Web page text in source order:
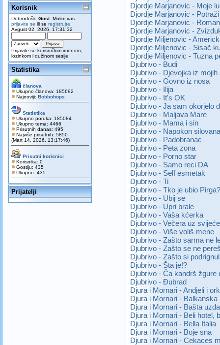
Korisnik
Dobrodošli, Gost. Molim vas
prijavite se ili se registrujte
Avgust 02, 2026, 17:31:32
Prijavite se korisničkim imenom,
lozinkom i dužinom sesije
Statistika
članova
Ukupno članova: 185692
Najnoviji: Bobbohops
Statistika
Ukupno poruka: 185084
Ukupno tema: 4466
Prisutnih danas: 495
Najviše prisutnih: 5850
(Mart 14, 2026, 13:17:46)
Prisutni korisnici
Korisnika: 0
Gostiju: 435
Ukupno: 435
Prijatelji
Djordje Marjanovic - Moje
Djordje Marjanovic -
Djordje Marjanovic -
Djordje Marjanovic -
Djordje Miljenovic -
Djordje Miljenovic - Sisač
Djordje Miljenovic - Tuzna
Djubrivo - Budi
Djubrivo - Djevojka iz mojih
Djubrivo - Govno iz nosa
Djubrivo - Ilija
Djubrivo - It's OK
Djubrivo - Ja sam okorjelo
Djubrivo - Maljava Mare
Djubrivo - Mama i sin
Djubrivo - Napokon silovana
Djubrivo - Padobranac
Djubrivo - Peta zona
Djubrivo - Porno star
Djubrivo - Samo reci DA
Djubrivo - Self esmetak
Djubrivo - Ti
Djubrivo - Tko je ubio Pirga?
Djubrivo - Ubij se
Djubrivo - Upri brale
Djubrivo - Vaša kćerka
Djubrivo - Večera uz svijeće
Djubrivo - Više voliš mene
Djubrivo - Zašto sarma ne
Djubrivo - Zašto se ne
Djubrivo - Zašto si
Djubrivo - Šta je!?
Djubrivo - Ča kandrš žgure
Djubrivo - Đubrad
Djura i Mornari - Andjeli i
Djura i Mornari - Balkanska
Djura i Mornari - Bašta
Djura i Mornari - Beli hotel,
Djura i Mornari - Bella Italia
Djura i Mornari - Boje sna
Djura i Mornari - Cekaces